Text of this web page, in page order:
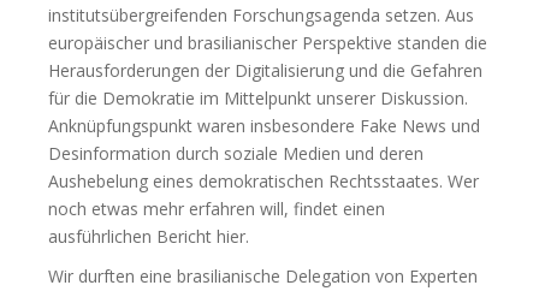
institutsübergreifenden Forschungsagenda setzen. Aus
europäischer und brasilianischer Perspektive standen die
Herausforderungen der Digitalisierung und die Gefahren
für die Demokratie im Mittelpunkt unserer Diskussion.
Anknüpfungspunkt waren insbesondere Fake News und
Desinformation durch soziale Medien und deren
Aushebelung eines demokratischen Rechtsstaates. Wer
noch etwas mehr erfahren will, findet einen
ausführlichen Bericht hier.
Wir durften eine brasilianische Delegation von Experten